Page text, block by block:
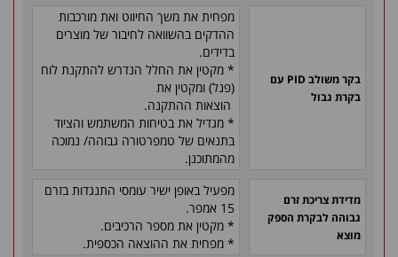
בקר משולב PID עם
בקרת גבול
מפחית את משך החיווט ואת מורכבות
ההדקים בהשוואה לחיבור של מוצרים
בדידים.
* מקטין את החלל הנדרש להתקנת לוח
(פנל) ומקטין את
הוצאות ההתקנה.
* מגדיל את בטיחות המשתמש והציוד
בתנאים של טמפרטורה גבוהה/ נמוכה
מהמתוכנן.
מדידת צריכת זרם
גבוהה לבקרת הספק
מוצא
מפעיל באופן ישיר עומסי התנגדות בזרם
15 אמפר.
* מקטין את מספר הרכיבים.
* מפחית את ההוצאה הכספית.